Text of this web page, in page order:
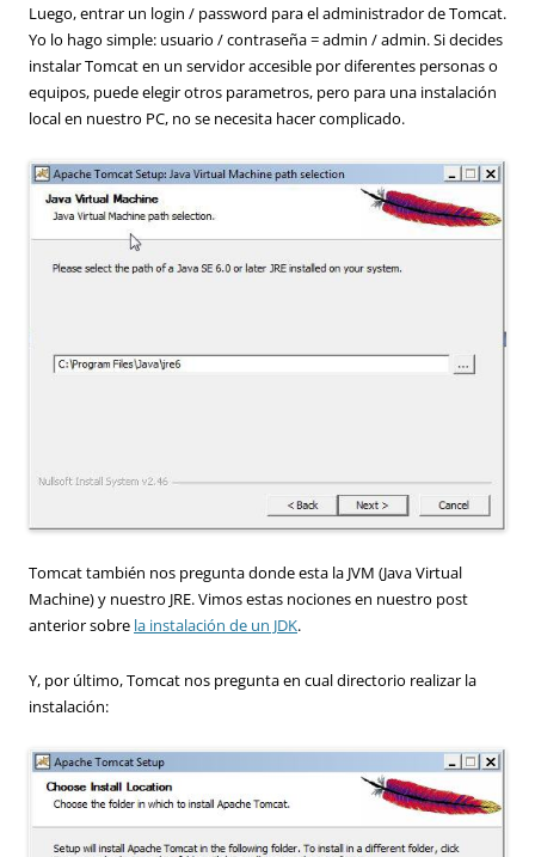
Luego, entrar un login / password para el administrador de Tomcat.
Yo lo hago simple: usuario / contraseña = admin / admin. Si decides
instalar Tomcat en un servidor accesible por diferentes personas o
equipos, puede elegir otros parametros, pero para una instalación
local en nuestro PC, no se necesita hacer complicado.
Tomcat también nos pregunta donde esta la JVM (Java Virtual
Machine) y nuestro JRE. Vimos estas nociones en nuestro post
anterior sobre la instalación de un JDK.
Y, por último, Tomcat nos pregunta en cual directorio realizar la
instalación: